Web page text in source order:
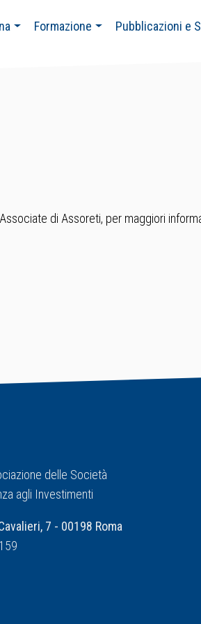
Formazione Pubblicazioni e
di Assoreti, per maggiori
delle Società
agli Investimenti
7 - 00198 Roma